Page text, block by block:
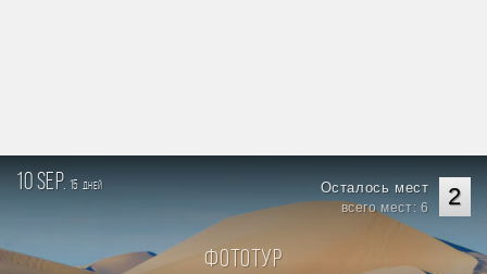
10 sep. 15 дней 2
Осталось мест
всего мест: 6
Фототур